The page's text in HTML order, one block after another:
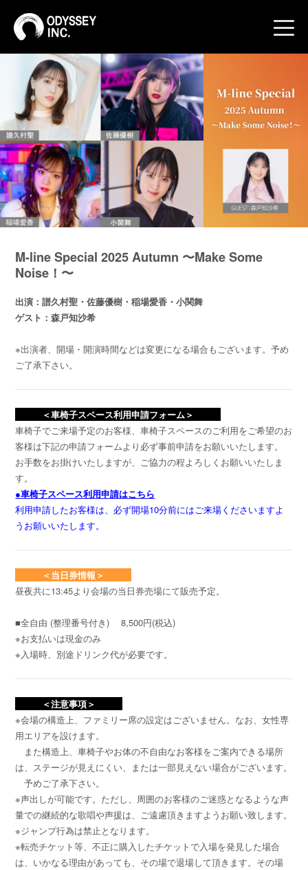
M-line Special 2025 Autumn 〜Make Some
Noise！〜
出演：譜久村聖・佐藤優樹・稲場愛香・小関舞
ゲスト：森戸知沙希
※出演者、開場・開演時間などは変更になる場合もございます。予め
ご了承下さい。
＜車椅子スペース利用申請フォーム＞
車椅子でご来場予定のお客様、車椅子スペースのご利用をご希望のお
客様は下記の申請フォームより必ず事前申請をお願いいたします。
お手数をお掛けいたしますが、ご協力の程よろしくお願いいたしま
す。
●車椅子スペース利用申請はこちら
利用申請したお客様は、必ず開場10分前にはご来場くださいますよ
うお願いいたします。
＜当日券情報＞
昼夜共に13:45より会場の当日券売場にて販売予定。
■全自由 (整理番号付き) 8,500円(税込)
※お支払いは現金のみ
※入場時、別途ドリンク代が必要です。
＜注意事項＞
※会場の構造上、ファミリー席の設定はございません。なお、女性専
用エリアを設けます。
また構造上、車椅子やお体の不自由なお客様をご案内できる場所
は、ステージが見えにくい、または一部見えない場合がございます。
予めご了承下さい。
※声出しが可能です。ただし、周囲のお客様のご迷惑となるような声
量での継続的な歌唱や声援は、ご遠慮頂きますようお願い致します。
※ジャンプ行為は禁止となります。
※転売チケット等、不正に購入したチケットで入場を発見した場合
は、いかなる理由があっても、その場で退場して頂きます。その場
toggle